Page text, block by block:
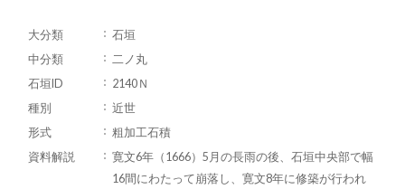
大分類
石垣
中分類
二ノ丸
石垣ID
2140Ｎ
種別
近世
形式
粗加工石積
資料解説
寛文6年（1666）5月の長雨の後、石垣中央部で幅
16間にわたって崩落し、寛文8年に修築が行われ